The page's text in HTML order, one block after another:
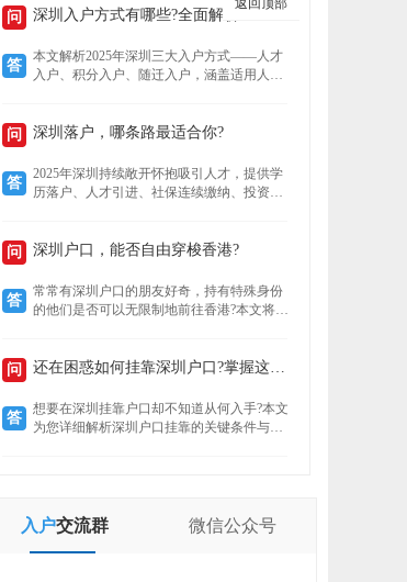
比例高达95%，退休养老金更高，且支持全
价值。
问 深圳入户方式有哪些?全面解析!
答
本文解析2025年深圳三大入户方式——人才
入户、积分入户、随迁入户，涵盖适用人
历要求但竞争激烈，随迁入户条件宽松，助
问 深圳落户，哪条路最适合你?
答
2025年深圳持续敞开怀抱吸引人才，提供学
历落户、人才引进、社保连续缴纳、投资创
定就业者还是创业者，总有一条通道助你扎
自身条件，是高效落户的关键。
问 深圳户口，能否自由穿梭香港?
答
常常有深圳户口的朋友好奇，持有特殊身份
的他们是否可以无限制地前往香港?本文将揭
问 还在困惑如何挂靠深圳户口?掌握这些要点轻松...
答
想要在深圳挂靠户口却不知道从何入手?本文
为您详细解析深圳户口挂靠的关键条件与所
入户交流群 微信公众号
返回顶部